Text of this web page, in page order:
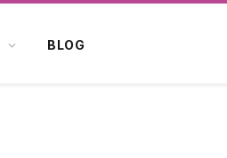
BLOG